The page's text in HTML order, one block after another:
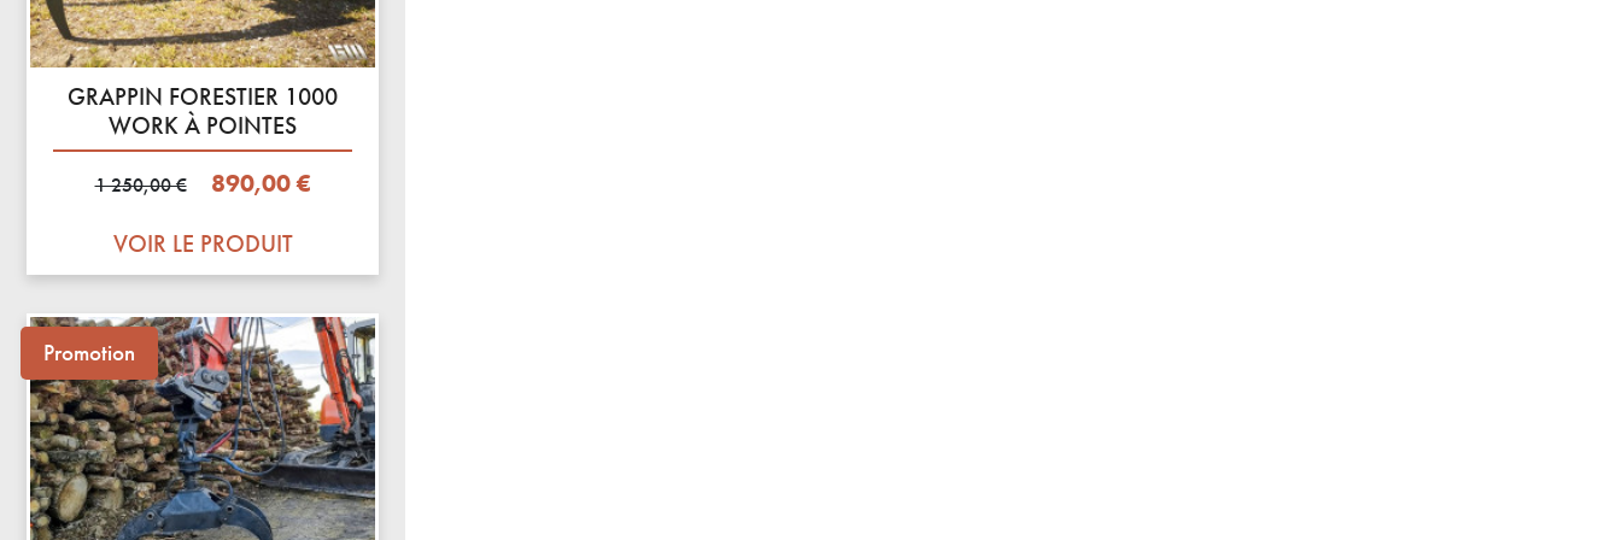
GRAPPIN FORESTIER 1000
WORK À POINTES
Prix de base
1 250,00 € Prix890,00 €
VOIR LE PRODUIT
Promotion